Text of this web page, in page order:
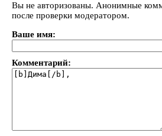
Вы не авторизованы. Анонимные
после проверки модератором.
Ваше имя:
Комментарий: